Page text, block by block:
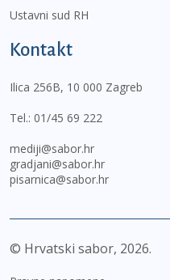
Ustavni sud RH
Kontakt
Ilica 256B, 10 000 Zagreb
Tel.: 01/45 69 222
mediji@sabor.hr
gradjani@sabor.hr
pisarnica@sabor.hr
© Hrvatski sabor, 2026